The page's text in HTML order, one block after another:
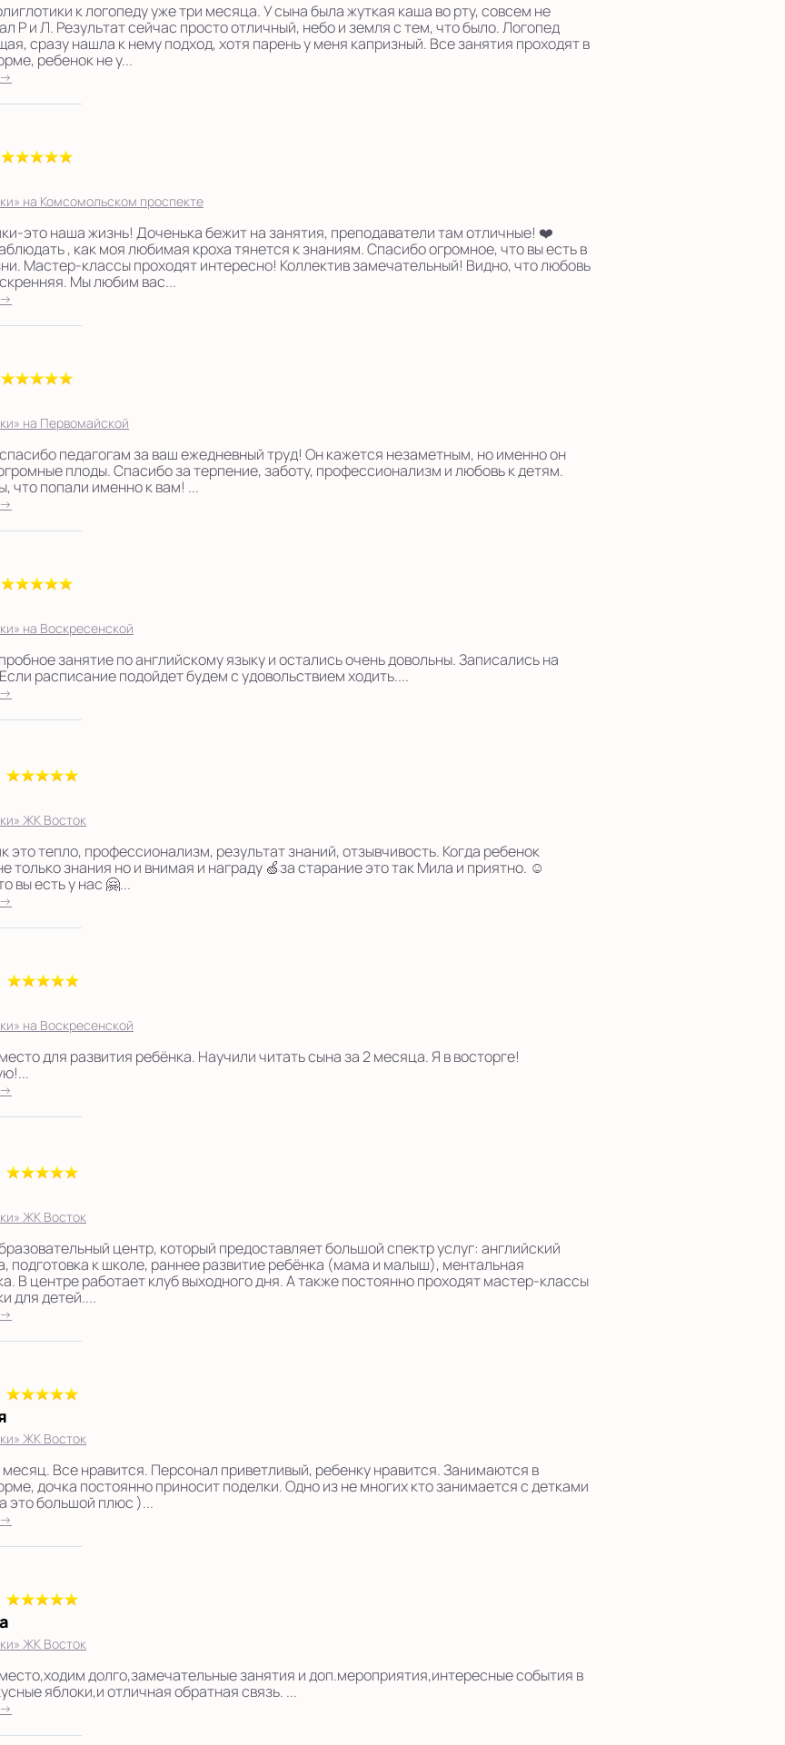
к логопеду уже три месяца. У сына была жуткая каша во рту, совсем не
Р и Л. Результат сейчас просто отличный, небо и земля с тем, что было. Логопед
сразу нашла к нему подход, хотя парень у меня капризный. Все занятия проходят в
ребенок не у...
на Комсомольском проспекте
это наша жизнь! Доченька бежит на занятия, преподаватели там отличные! ❤️
, как моя любимая кроха тянется к знаниям. Спасибо огромное, что вы есть в
Мастер-классы проходят интересно! Коллектив замечательный! Видно, что любовь
Мы любим вас...
на Первомайской
педагогам за ваш ежедневный труд! Он кажется незаметным, но именно он
плоды. Спасибо за терпение, заботу, профессионализм и любовь к детям.
что попали именно к вам! ...
на Воскресенской
занятие по английскому языку и остались очень довольны. Записались на
расписание подойдет будем с удовольствием ходить....
ЖК Восток
это тепло, профессионализм, результат знаний, отзывчивость. Когда ребенок
только знания но и внимая и награду 🍏за старание это так Мила и приятно. ☺️
вы есть у нас 🤗...
на Воскресенской
для развития ребёнка. Научили читать сына за 2 месяца. Я в восторге!
ЖК Восток
центр, который предоставляет большой спектр услуг: английский
подготовка к школе, раннее развитие ребёнка (мама и малыш), ментальная
В центре работает клуб выходного дня. А также постоянно проходят мастер-классы
для детей....
ЖК Восток
Все нравится. Персонал приветливый, ребенку нравится. Занимаются в
дочка постоянно приносит поделки. Одно из не многих кто занимается с детками
это большой плюс )...
ЖК Восток
долго,замечательные занятия и доп.мероприятия,интересные события в
яблоки,и отличная обратная связь. ...